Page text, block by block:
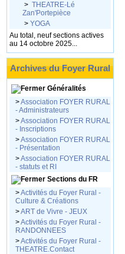
> THEATRE-Lé
Zan'Portepièce
> YOGA
Au total, neuf sections actives
au 14 octobre 2025...
Archives du Foyer Rural
Généralités
>Association FOYER RURAL
- Administrateurs
>Association FOYER RURAL
- Inscriptions
>Association FOYER RURAL
- Présentation
>Association FOYER RURAL
- statuts et RI
Sections du FR
>Activités du Foyer Rural -
Culture & Créations
>ART de Vivre - JEUX
>Activités du Foyer Rural -
RANDONNEES
>Activités du Foyer Rural -
THEATRE.Contact